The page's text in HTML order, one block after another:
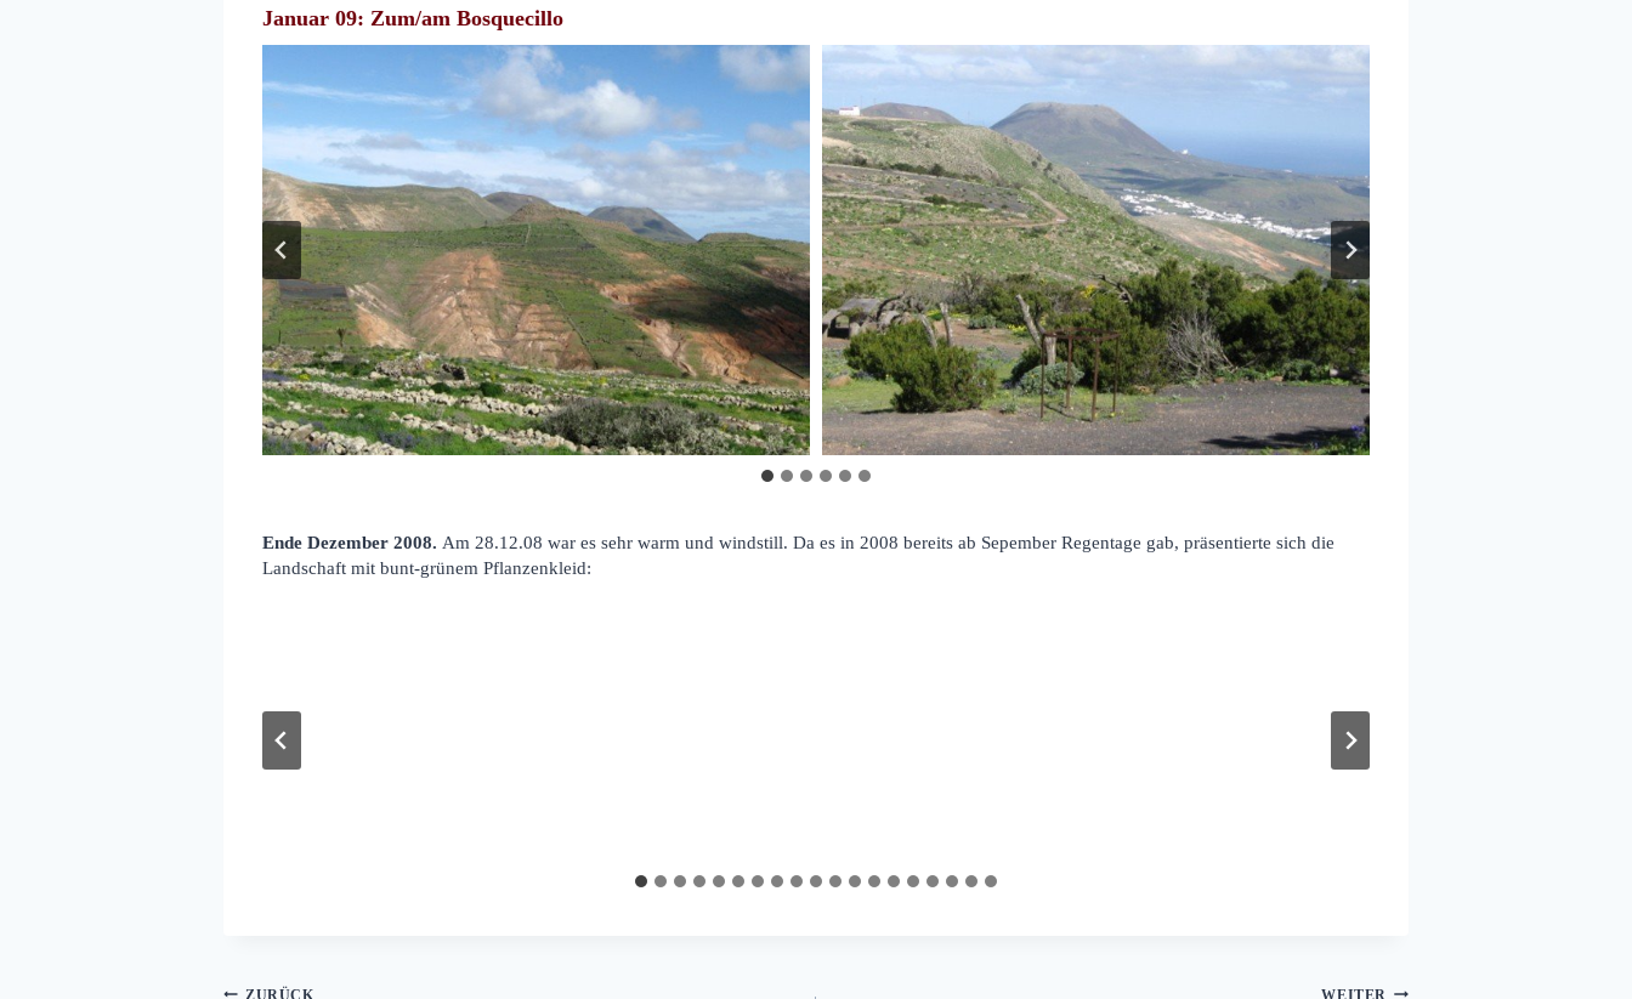
Januar 09: Zum/am Bosquecillo
Ende Dezember 2008. Am 28.12.08 war es sehr warm und windstill. Da es in 2008 bereits ab Sepember Regentage gab, präsentierte sich die
Landschaft mit bunt-grünem Pflanzenkleid:
ZURÜCK WEITER